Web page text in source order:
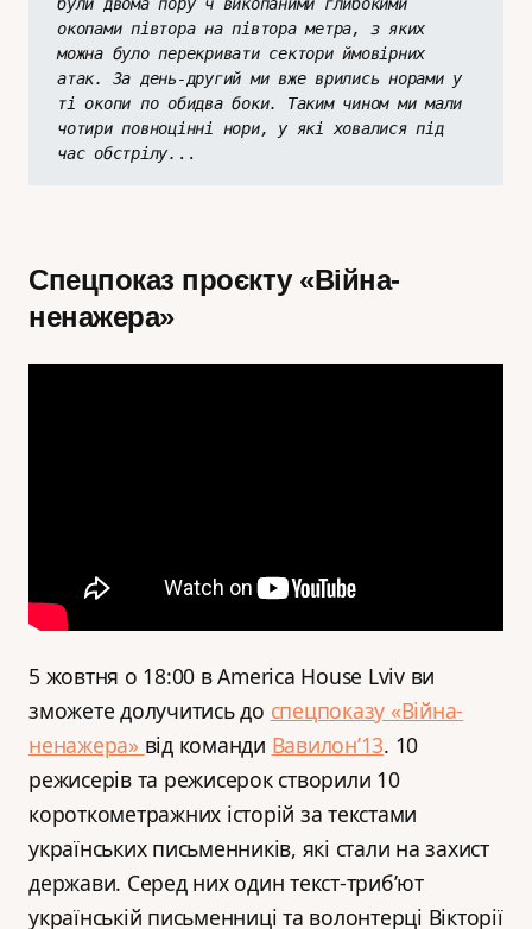
були двома пору ч викопаними глибокими
окопами півтора на півтора метра, з яких
можна було перекривати сектори ймовірних
атак. За день-другий ми вже врились норами у
ті окопи по обидва боки. Таким чином ми мали
чотири повноцінні нори, у які ховалися під
час обстрілу. ..
Спецпоказ проєкту «Війна-
ненажера»
5 жовтня о 18:00 в America House Lviv ви
зможете долучитись до спецпоказу «Війна-
ненажера» від команди Вавилон’13. 10
режисерів та режисерок створили 10
короткометражних історій за текстами
українських письменників, які стали на захист
держави. Серед них один текст-трибʼют
українській письменниці та волонтерці Вікторії